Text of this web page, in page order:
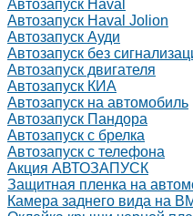
Автозапуск Haval
Автозапуск Haval Jolion
Автозапуск Ауди
Автозапуск без
Автозапуск двигателя
Автозапуск КИА
Автозапуск на автомобиль
Автозапуск Пандора
Автозапуск с брелка
Автозапуск с телефона
Акция АВТОЗАПУСК
Защитная пленка на
Камера заднего вида на